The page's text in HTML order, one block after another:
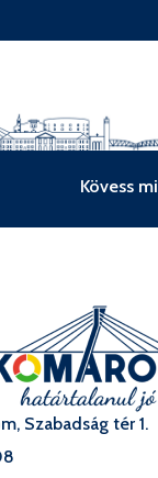
Kövess
Szabadság tér 1.